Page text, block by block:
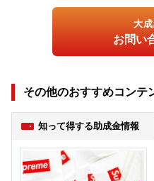
大
お問い
その他のおすすめコンテ
知って得する助成金情報